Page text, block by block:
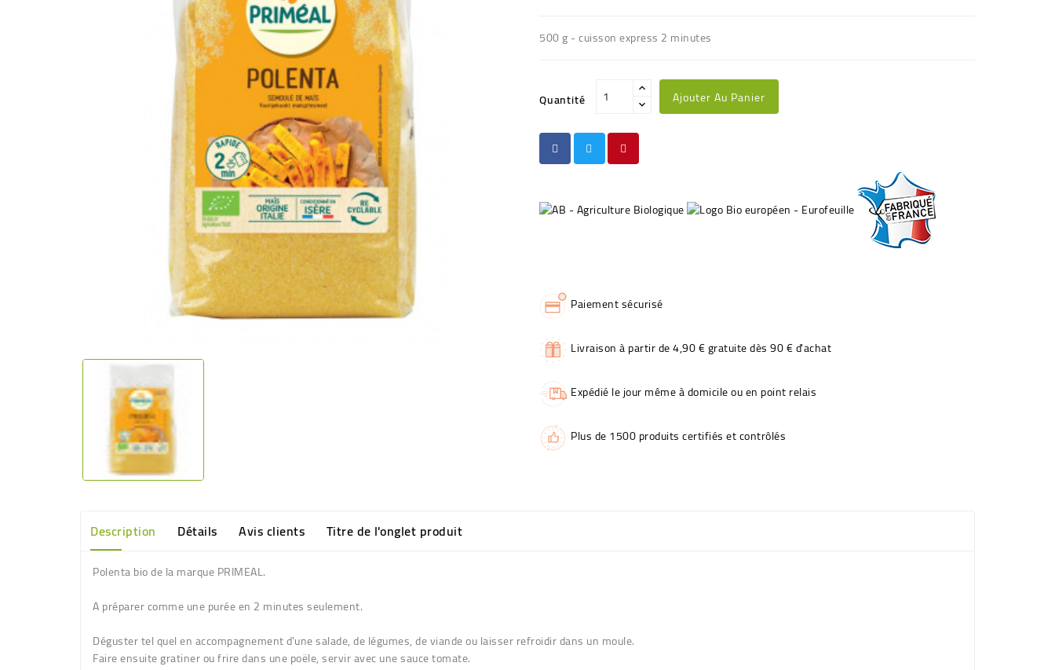
500 g - cuisson express 2 minutes
Quantité Ajouter Au Panier
Paiement sécurisé
Livraison à partir de 4,90 € gratuite dès 90 € d'achat
Expédié le jour même à domicile ou en point relais
Plus de 1500 produits certifiés et contrôlés
Description Détails Avis clients Titre de l'onglet produit
Polenta bio de la marque PRIMEAL.
A préparer comme une purée en 2 minutes seulement.
Déguster tel quel en accompagnement d'une salade, de légumes, de viande ou laisser refroidir dans un moule.
Faire ensuite gratiner ou frire dans une poële, servir avec une sauce tomate.